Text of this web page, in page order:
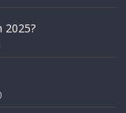
2025?